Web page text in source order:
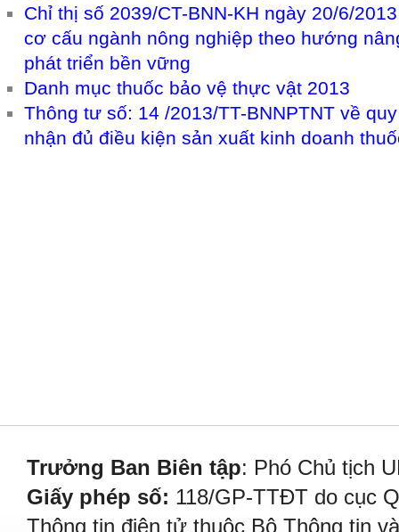
Chỉ thị số 2039/CT-BNN-KH ngày 20/6/
cơ cấu ngành nông nghiệp theo hướng
phát triển bền vững
Danh mục thuốc bảo vệ thực vật 2013
Thông tư số: 14 /2013/TT-BNNPTNT về
nhận đủ điều kiện sản xuất kinh doanh
Trưởng Ban Biên tập: Phó Chủ tịch
Giấy phép số: 118/GP-TTĐT do cục
Thông tin điện tử thuộc Bộ Thông tin